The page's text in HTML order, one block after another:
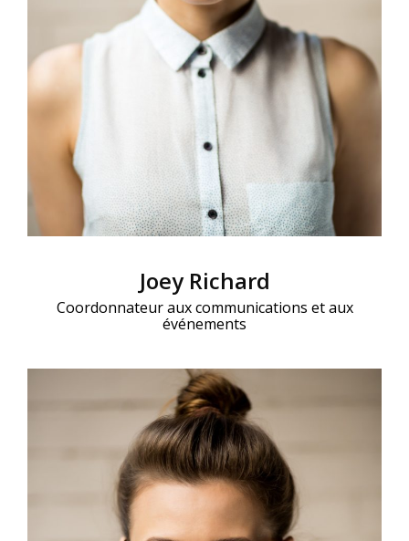
Joey Richard
Coordonnateur aux communications et aux
événements